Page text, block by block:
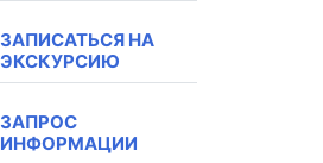
ЗАПИСАТЬСЯ НА
ЭКСКУРСИЮ
ЗАПРОС
ИНФОРМАЦИИ